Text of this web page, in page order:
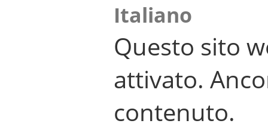
Italiano
Questo sito
attivato.
contenuto.